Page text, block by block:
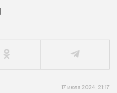
17 июля 2024, 21:17